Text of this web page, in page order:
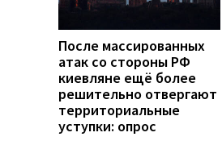
После массированных
атак со стороны РФ
киевляне ещё более
решительно отвергают
территориальные
уступки: опрос